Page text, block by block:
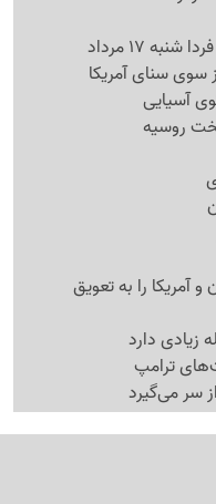
17 مرداد
سوی سنای آمریکا
آسیایی
روسیه
آمریکا را به تعویق
زیادی دارد
ترامپ
سر می‌گیرد